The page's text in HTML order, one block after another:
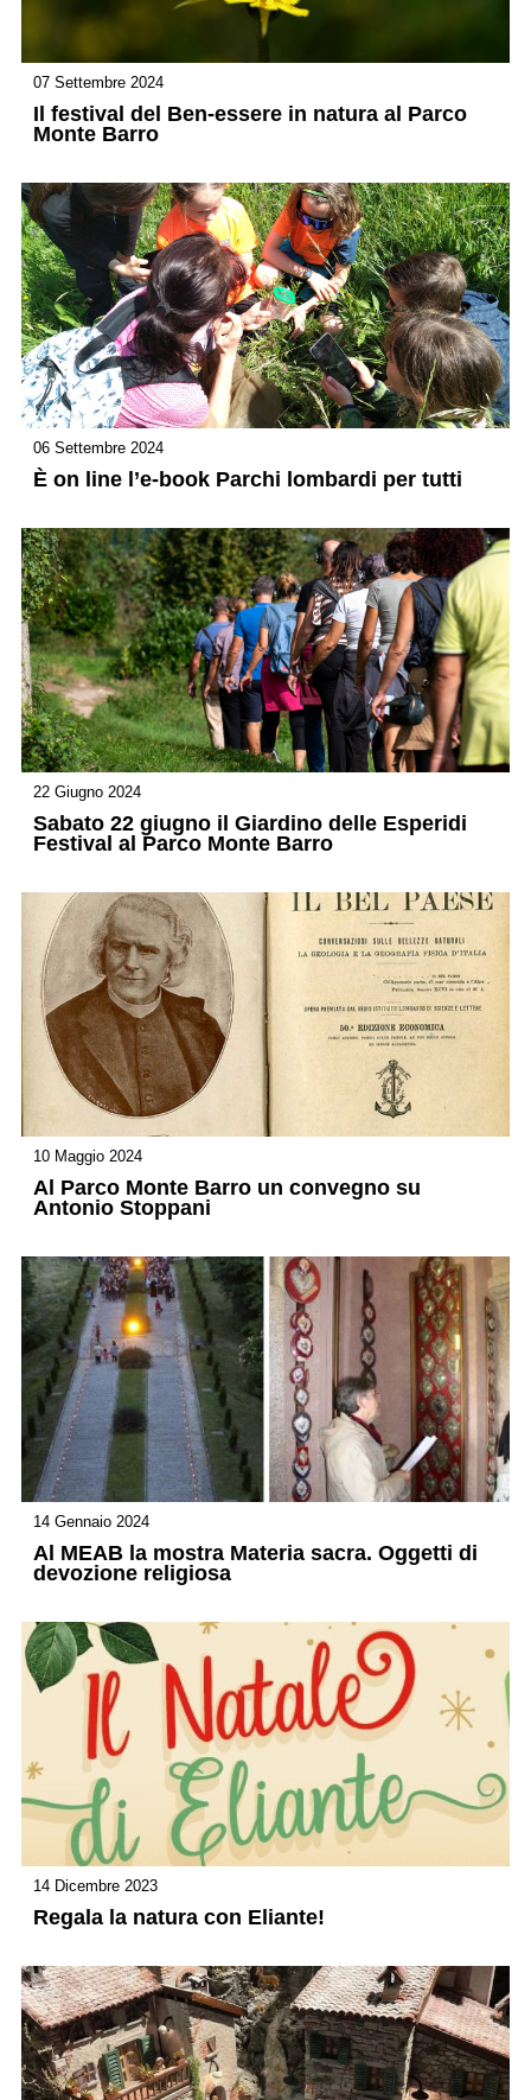
07 Settembre 2024
Il festival del Ben-essere in natura al Parco
Monte Barro
06 Settembre 2024
È on line l’e-book Parchi lombardi per tutti
22 Giugno 2024
Sabato 22 giugno il Giardino delle Esperidi
Festival al Parco Monte Barro
10 Maggio 2024
Al Parco Monte Barro un convegno su
Antonio Stoppani
14 Gennaio 2024
Al MEAB la mostra Materia sacra. Oggetti di
devozione religiosa
14 Dicembre 2023
Regala la natura con Eliante!